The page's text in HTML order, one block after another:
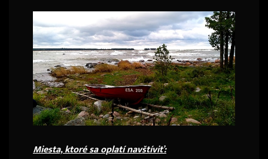
Miesta, ktoré sa oplatí navštíviť: